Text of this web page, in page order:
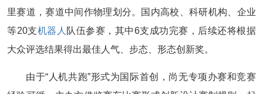
里赛道，赛道中间作物理划分。国内高校、科研机构、企业
等20支机器人 队伍参赛，其中6支成功完赛，后续还将根据
大众评选结果得出最佳人气、步态、形态创新奖。
由于“人机共跑”形式为国际首创，尚无专项办赛和竞赛